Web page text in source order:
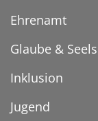
Ehrenamt
Glaube &
Inklusion
Jugend